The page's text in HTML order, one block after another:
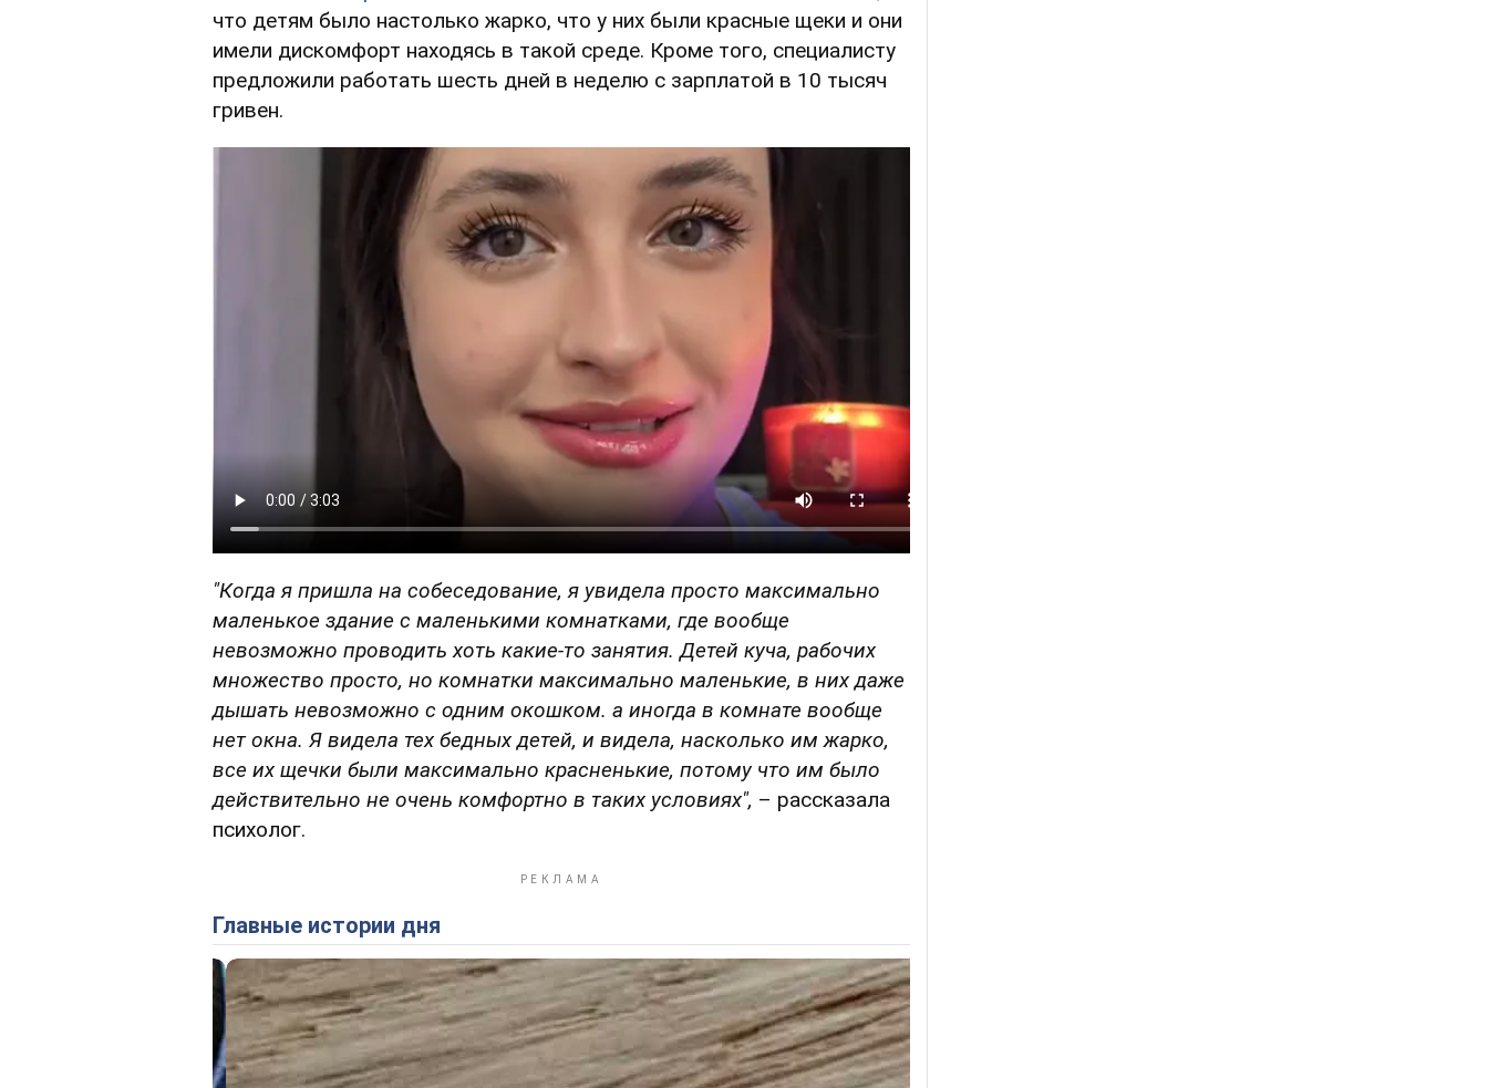
что детям было настолько жарко, что у них были красные щеки и они
имели дискомфорт находясь в такой среде. Кроме того, специалисту
предложили работать шесть дней в неделю с зарплатой в 10 тысяч
гривен.
"Когда я пришла на собеседование, я увидела просто максимально
маленькое здание с маленькими комнатками, где вообще
невозможно проводить хоть какие-то занятия. Детей куча, рабочих
множество просто, но комнатки максимально маленькие, в них даже
дышать невозможно с одним окошком. а иногда в комнате вообще
нет окна. Я видела тех бедных детей, и видела, насколько им жарко,
все их щечки были максимально красненькие, потому что им было
действительно не очень комфортно в таких условиях", – рассказала
психолог.
Главные истории дня